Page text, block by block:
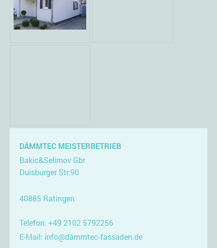
DÄMMTEC MEISTERBETRIEB
Bakic&Selimov Gbr
Duisburger Str.90
40885 Ratingen
Telefon: +49 2102 5792256
E-Mail: info@dämmtec-fassaden.de